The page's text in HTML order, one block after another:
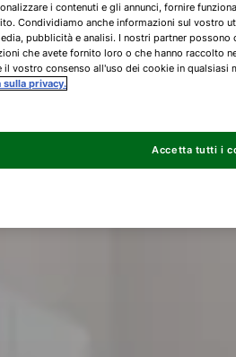
i contenuti e gli annunci, fornire
Condividiamo anche informazioni sul vostro
pubblicità e analisi. I nostri partner
che avete fornito loro o che hanno raccolto
il vostro consenso all'uso dei cookie in qualsiasi
sulla privacy.
Accetta tutti i